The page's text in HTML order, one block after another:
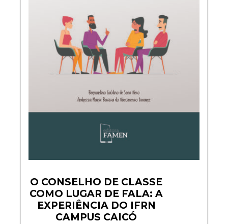
O CONSELHO DE CLASSE
COMO LUGAR DE FALA: A
EXPERIÊNCIA DO IFRN
CAMPUS CAICÓ